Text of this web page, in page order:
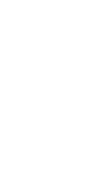
природному